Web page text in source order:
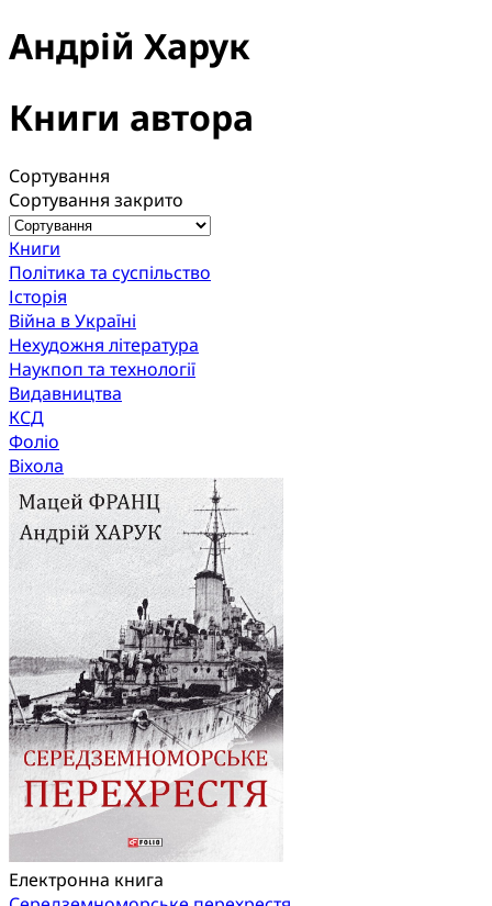
Андрій Харук
Книги автора
Сортування
Сортування закрито
Книги
Політика та суспільство
Історія
Війна в Україні
Нехудожня література
Наукпоп та технології
Видавництва
КСД
Фоліо
Віхола
Електронна книга